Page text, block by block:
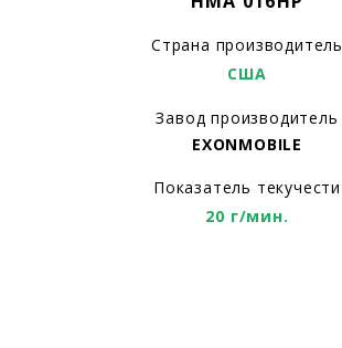
Страна производитель
США
Завод производитель
EXONMOBILE
Показатель текучести
20 г/мин.